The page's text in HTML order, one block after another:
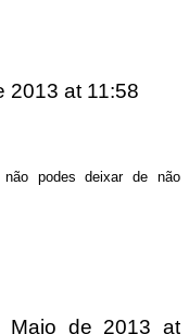
2013 at 11:58
podes deixar de não
Maio de 2013at